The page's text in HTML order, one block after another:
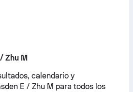
Zhu M
calendario y
E / Zhu M para todos los